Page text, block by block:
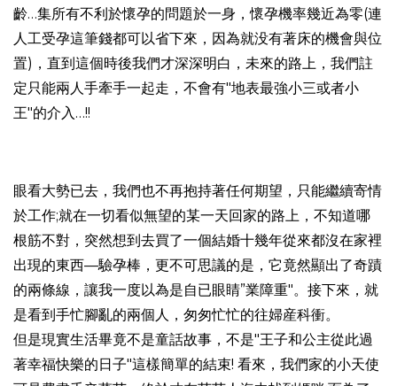
齡…集所有不利於懷孕的問題於一身，懷孕機率幾近為零(連
人工受孕這筆錢都可以省下來，因為就没有著床的機會與位
置)，直到這個時後我們才深深明白，未來的路上，我們註
定只能兩人手牽手一起走，不會有"地表最強小三或者小
王"的介入…!!
眼看大勢已去，我們也不再抱持著任何期望，只能繼續寄情
於工作;就在一切看似無望的某一天回家的路上，不知道哪
根筋不對，突然想到去買了一個結婚十幾年從來都沒在家裡
出現的東西—驗孕棒，更不可思議的是，它竟然顯出了奇蹟
的兩條線，讓我一度以為是自已眼睛”業障重"。接下來，就
是看到手忙腳亂的兩個人，匆匆忙忙的往婦産科衝。
但是現實生活畢竟不是童話故事，不是"王子和公主從此過
著幸福快樂的日子"這樣簡單的結束! 看來，我們家的小天使